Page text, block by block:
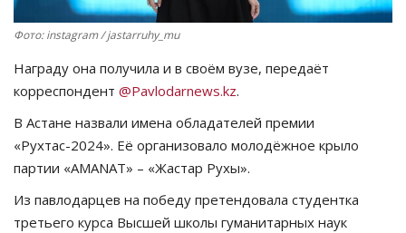
OFFICIAL
Курултай
Язык
Қазақша Русский
Фото: instagram / jastarruhy_mu
Награду она получила и в своём вузе, передаёт
корреспондент @Pavlodarnews.kz.
В Астане назвали имена обладателей премии
«Рухтас-2024». Её организовало молодёжное крыло
партии «AMANAT» – «Жастар Рухы».
Из павлодарцев на победу претендовала студентка
третьего курса Высшей школы гуманитарных наук